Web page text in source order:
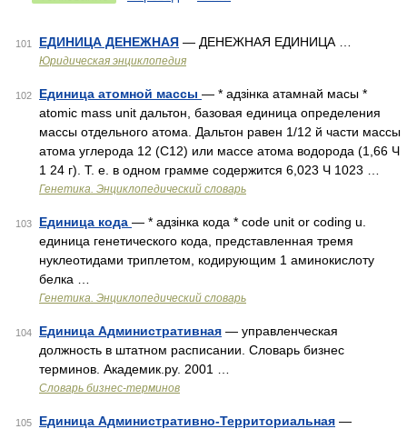
101 ЕДИНИЦА ДЕНЕЖНАЯ — ДЕНЕЖНАЯ ЕДИНИЦА …
Юридическая энциклопедия
102 Единица атомной массы — * адзінка атамнай масы *
аtomic mass unit дальтон, базовая единица определения
массы отдельного атома. Дальтон равен 1/12 й части массы
атома углерода 12 (С12) или массе атома водорода (1,66 Ч
1 24 г). Т. е. в одном грамме содержится 6,023 Ч 1023 …
Генетика. Энциклопедический словарь
103 Единица кода — * адзінка кода * code unit or coding u.
единица генетического кода, представленная тремя
нуклеотидами триплетом, кодирующим 1 аминокислоту
белка …
Генетика. Энциклопедический словарь
104 Единица Административная — управленческая
должность в штатном расписании. Словарь бизнес
терминов. Академик.ру. 2001 …
Словарь бизнес-терминов
105 Единица Административно-Территориальная —